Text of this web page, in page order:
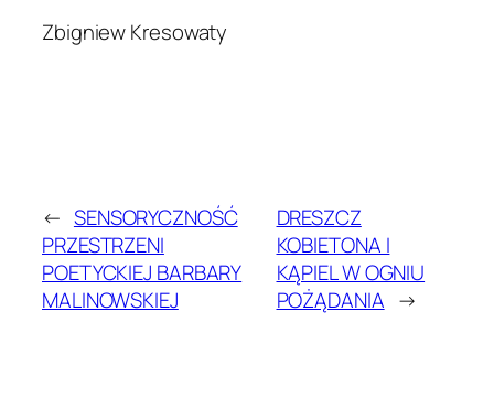
Zbigniew Kresowaty
← SENSORYCZNOŚĆ
PRZESTRZENI
POETYCKIEJ BARBARY
MALINOWSKIEJ
DRESZCZ
KOBIETONA I
KĄPIEL W OGNIU
POŻĄDANIA →